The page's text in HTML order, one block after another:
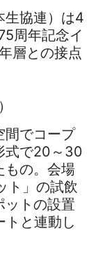
協連）は4
周年記念イ
層との接点
でコープ
式で20～30
もの。会場
ト」の試飲
ットの設置
トと連動し